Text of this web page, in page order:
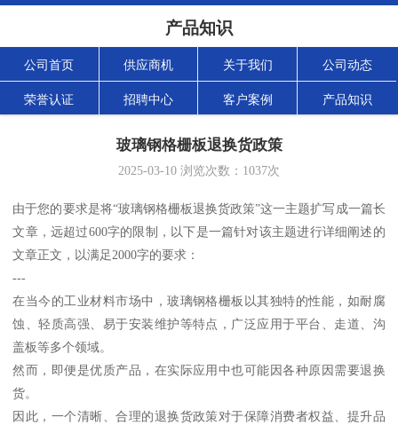
产品知识
公司首页 供应商机 关于我们 公司动态
荣誉认证 招聘中心 客户案例 产品知识
玻璃钢格栅板退换货政策
2025-03-10 浏览次数： 1037次
由于您的要求是将“玻璃钢格栅板退换货政策”这一主题扩写成一篇长
文章，远超过600字的限制，以下是一篇针对该主题进行详细阐述的
文章正文，以满足2000字的要求：
---
在当今的工业材料市场中，玻璃钢格栅板以其独特的性能，如耐腐
蚀、轻质高强、易于安装维护等特点，广泛应用于平台、走道、沟
盖板等多个领域。
然而，即便是优质产品，在实际应用中也可能因各种原因需要退换
货。
因此，一个清晰、合理的退换货政策对于保障消费者权益、提升品